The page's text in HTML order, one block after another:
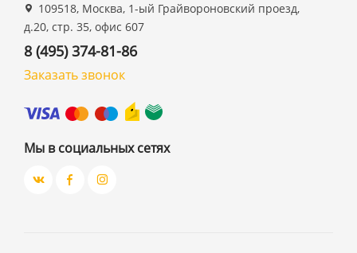
109518, Москва, 1-ый Грайвороновский проезд,
д.20, стр. 35, офис 607
8 (495) 374-81-86
Заказать звонок
Мы в социальных сетях